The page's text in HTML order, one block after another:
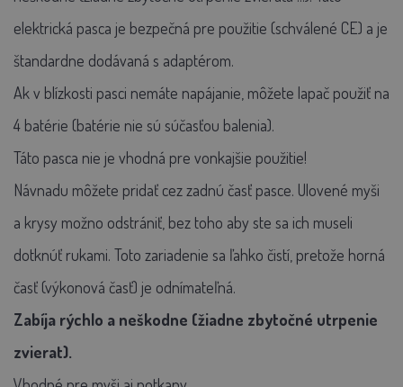
elektrická pasca je bezpečná pre použitie (schválené CE) a je
štandardne dodávaná s adaptérom.
Ak v blízkosti pasci nemáte napájanie, môžete lapač použiť na
4 batérie (batérie nie sú súčasťou balenia).
Táto pasca nie je vhodná pre vonkajšie použitie!
Návnadu môžete pridať cez zadnú časť pasce. Ulovené myši
a krysy možno odstrániť, bez toho aby ste sa ich museli
dotknúť rukami. Toto zariadenie sa ľahko čistí, pretože horná
časť (výkonová časť) je odnímateľná.
Zabíja rýchlo a neškodne (žiadne zbytočné utrpenie
zvierat).